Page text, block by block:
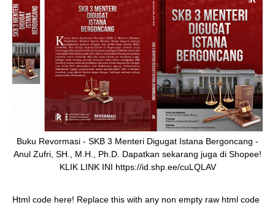
Buku Revormasi - SKB 3 Menteri Digugat Istana Bergoncang -
Anul Zufri, SH., M.H., Ph.D. Dapatkan sekarang juga di Shopee!
KLIK LINK INI https://id.shp.ee/cuLQLAV
Html code here! Replace this with any non empty raw html code